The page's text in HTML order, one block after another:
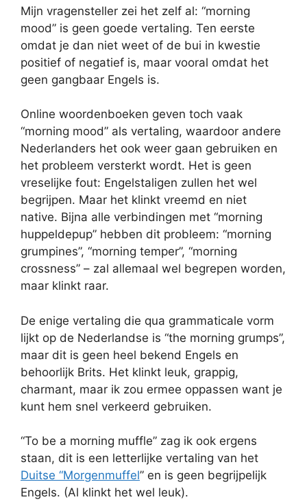
Mijn vragensteller zei het zelf al: “morning
mood” is geen goede vertaling. Ten eerste
omdat je dan niet weet of de bui in kwestie
positief of negatief is, maar vooral omdat het
geen gangbaar Engels is.
Online woordenboeken geven toch vaak
“morning mood” als vertaling, waardoor andere
Nederlanders het ook weer gaan gebruiken en
het probleem versterkt wordt. Het is geen
vreselijke fout: Engelstaligen zullen het wel
begrijpen. Maar het klinkt vreemd en niet
native. Bijna alle verbindingen met “morning
huppeldepup” hebben dit probleem: “morning
grumpines”, “morning temper”, “morning
crossness” – zal allemaal wel begrepen worden,
maar klinkt raar.
De enige vertaling die qua grammaticale vorm
lijkt op de Nederlandse is “the morning grumps”,
maar dit is geen heel bekend Engels en
behoorlijk Brits. Het klinkt leuk, grappig,
charmant, maar ik zou ermee oppassen want je
kunt hem snel verkeerd gebruiken.
“To be a morning muffle” zag ik ook ergens
staan, dit is een letterlijke vertaling van het
Duitse “Morgenmuffel” en is geen begrijpelijk
Engels. (Al klinkt het wel leuk).